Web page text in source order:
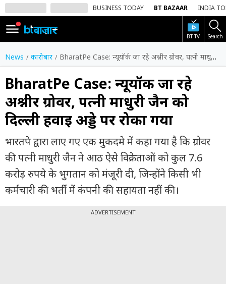
BUSINESS TODAY BT BAZAAR INDIA
BT TV Search
SIGN
IN
Dark
Mode
होम
शेयर
वीडियो
ट्रेंडिंग
News कारोबार BharatPe Case: न्यूयॉर्क जा रहे अश्नीर ग्रोवर, पत्नी माधुरी जैन को दिल्ली हवाई अड्डे पर रोका गया
BharatPe Case: न्यूयॉर्क जा रहे
अश्नीर ग्रोवर, पत्नी माधुरी जैन को
दिल्ली हवाई अड्डे पर रोका गया
भारतपे द्वारा लाए गए एक मुकदमे में कहा गया है कि ग्रोवर
की पत्नी माधुरी जैन ने आठ ऐसे विक्रेताओं को कुल 7.6
करोड़ रुपये के भुगतान को मंजूरी दी, जिन्होंने किसी भी
कर्मचारी की भर्ती में कंपनी की सहायता नहीं की।
ADVERTISEMENT